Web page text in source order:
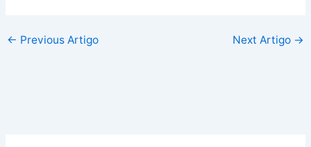
← Previous Artigo Next Artigo →